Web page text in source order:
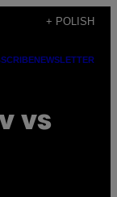
+ POLISH
NEWSLETTER
vs